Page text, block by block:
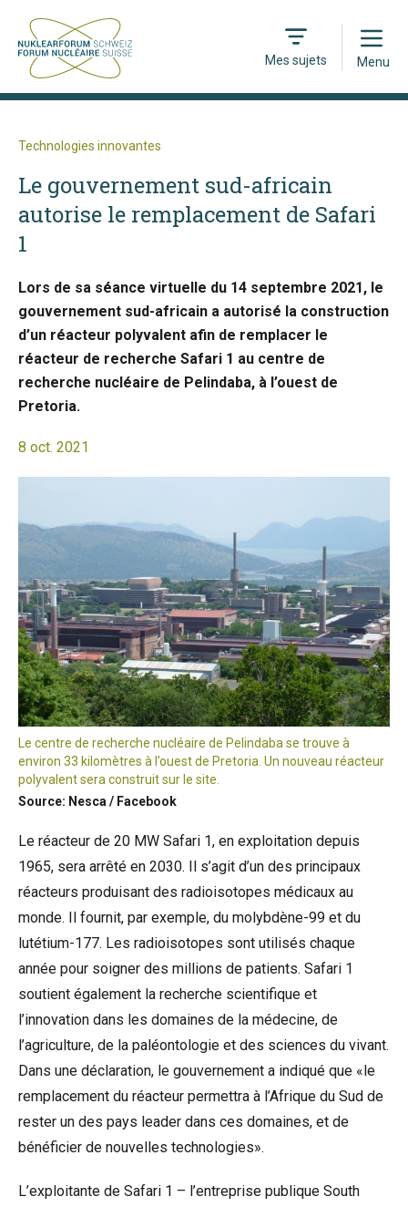
Mes sujets
Open
Menu
Technologies innovantes
Le gouvernement sud-africain
autorise le remplacement de Safari
1
Lors de sa séance virtuelle du 14 septembre 2021, le
gouvernement sud-africain a autorisé la construction
d’un réacteur polyvalent afin de remplacer le
réacteur de recherche Safari 1 au centre de
recherche nucléaire de Pelindaba, à l’ouest de
Pretoria.
8 oct. 2021
Le centre de recherche nucléaire de Pelindaba se trouve à
environ 33 kilomètres à l’ouest de Pretoria. Un nouveau réacteur
polyvalent sera construit sur le site.
Source: Nesca / Facebook
Le réacteur de 20 MW Safari 1, en exploitation depuis
1965, sera arrêté en 2030. Il s’agit d’un des principaux
réacteurs produisant des radioisotopes médicaux au
monde. Il fournit, par exemple, du molybdène-99 et du
lutétium-177. Les radioisotopes sont utilisés chaque
année pour soigner des millions de patients. Safari 1
soutient également la recherche scientifique et
l’innovation dans les domaines de la médecine, de
l’agriculture, de la paléontologie et des sciences du vivant.
Dans une déclaration, le gouvernement a indiqué que «le
remplacement du réacteur permettra à l’Afrique du Sud de
rester un des pays leader dans ces domaines, et de
bénéficier de nouvelles technologies».
L’exploitante de Safari 1 – l’entreprise publique South